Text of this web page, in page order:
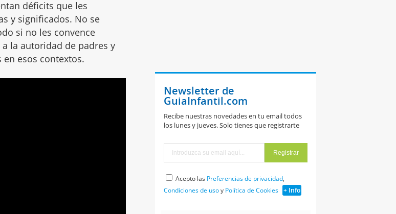
déficits que les
y significados. No se
si no les convence
la autoridad de padres y
esos contextos.
Newsletter de
GuiaInfantil.com
Recibe nuestras novedades en tu email todos
los lunes y jueves. Solo tienes que registrarte
Acepto las Preferencias de privacidad,
Condiciones de usoy Política de Cookies + Info